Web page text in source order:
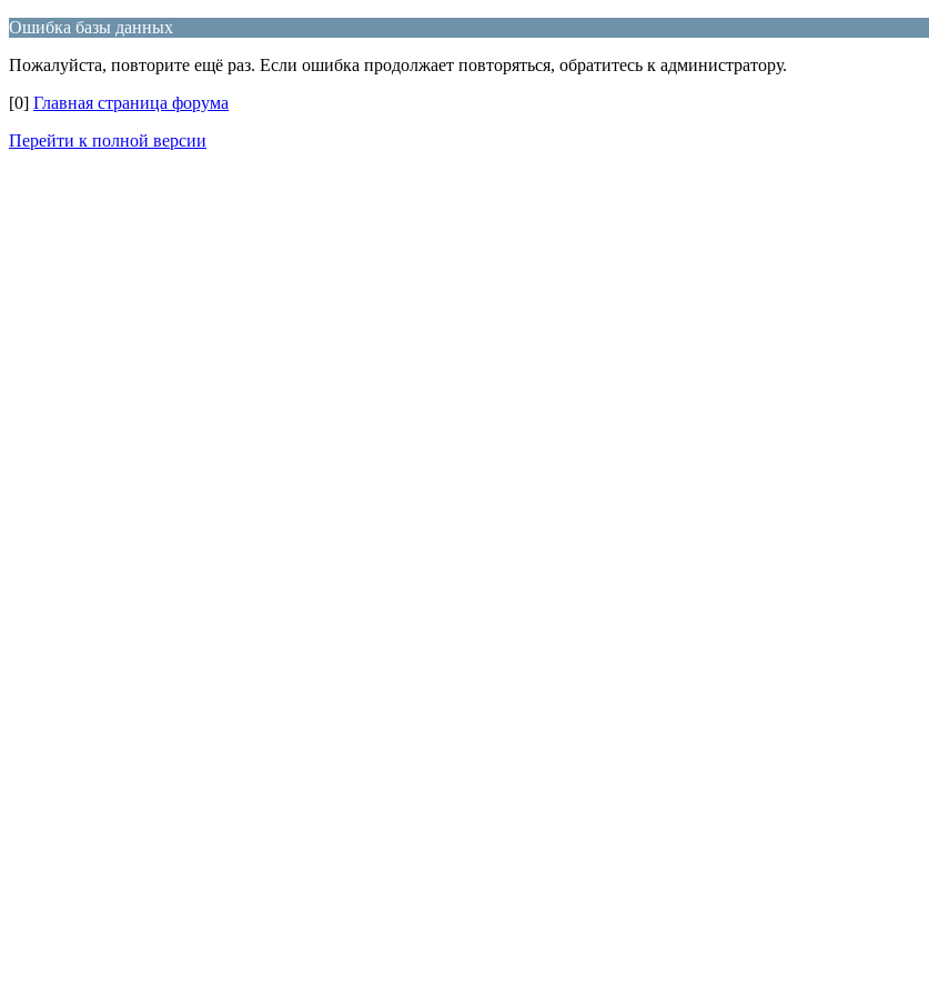
Ошибка базы данных
Пожалуйста, повторите ещё раз. Если ошибка продолжает повторяться, обратитесь к администратору.
[0] Главная страница форума
Перейти к полной версии